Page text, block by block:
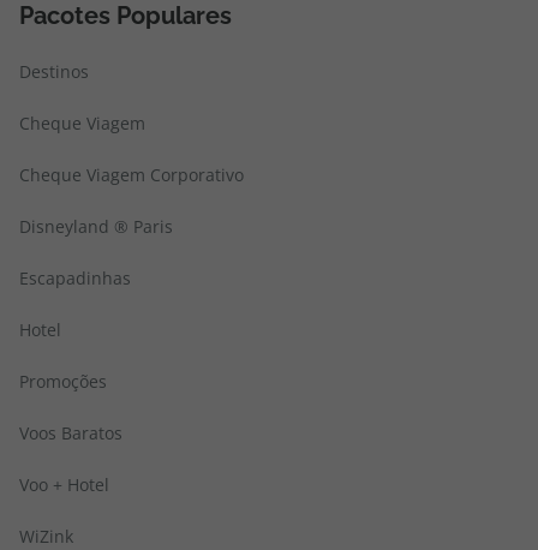
Pacotes Populares
Destinos
Cheque Viagem
Cheque Viagem Corporativo
Disneyland ® Paris
Escapadinhas
Hotel
Promoções
Voos Baratos
Voo + Hotel
WiZink